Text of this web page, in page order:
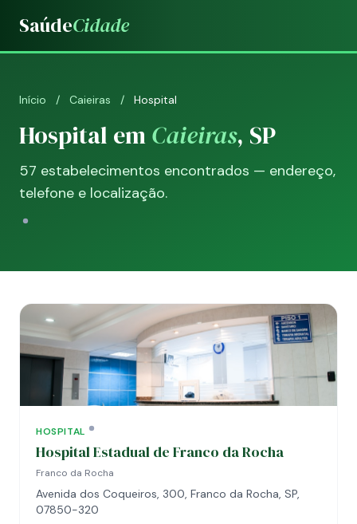
SaúdeCidade
Início / Caieiras / Hospital
Hospital emCaieiras, SP
57 estabelecimentos encontrados — endereço,
telefone e localização.
HOSPITAL
Hospital Estadual de Franco da Rocha
Franco da Rocha
Avenida dos Coqueiros, 300, Franco da Rocha, SP,
07850-320